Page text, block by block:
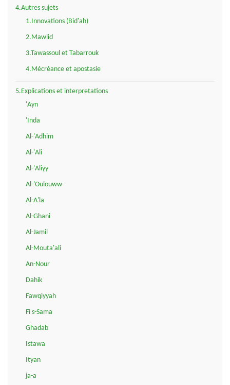
4.Autres sujets
1.Innovations (Bid'ah)
2.Mawlid
3.Tawassoul et Tabarrouk
4.Mécréance et apostasie
5.Explications et interpretations
'Ayn
'Inda
Al-'Adhim
Al-'Ali
Al-'Aliyy
Al-'Oulouww
Al-A'la
Al-Ghani
Al-Jamil
Al-Mouta'ali
An-Nour
Dahik
Fawqiyyah
Fi s-Sama
Ghadab
Istawa
Ityan
ja-a